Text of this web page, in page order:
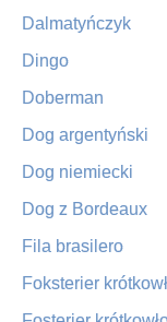
Dalmatyńczyk
Dingo
Doberman
Dog argentyński
Dog niemiecki
Dog z Bordeaux
Fila brasilero
Foksterier